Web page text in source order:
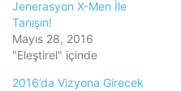
Jenerasyon X-Men İle
Tanışın!
Mayıs 28, 2016
"Eleştirel" içinde
2016’da Vizyona Girecek